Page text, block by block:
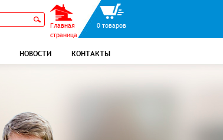
0 товаров
Главная
страница
НОВОСТИ КОНТАКТЫ